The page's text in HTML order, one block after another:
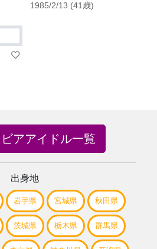
1985/2/13 (41歳)
アアイドル一覧
出身地
岩手県 宮城県 秋田県
茨城県 栃木県 群馬県